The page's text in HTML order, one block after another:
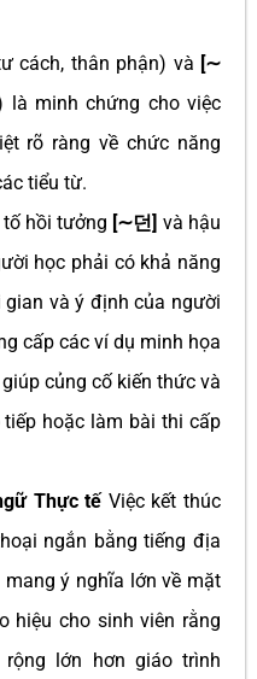
cách, thân phận) và [∼
là minh chứng cho việc
rõ ràng về chức năng
tiểu từ.
hồi tưởng [∼던] và hậu
học phải có khả năng
và ý định của người
cấp các ví dụ minh họa
củng cố kiến thức và
hoặc làm bài thi cấp
Thực tếViệc kết thúc
ngắn bằng tiếng địa
mang ý nghĩa lớn về mặt
hiệu cho sinh viên rằng
lớn hơn giáo trình